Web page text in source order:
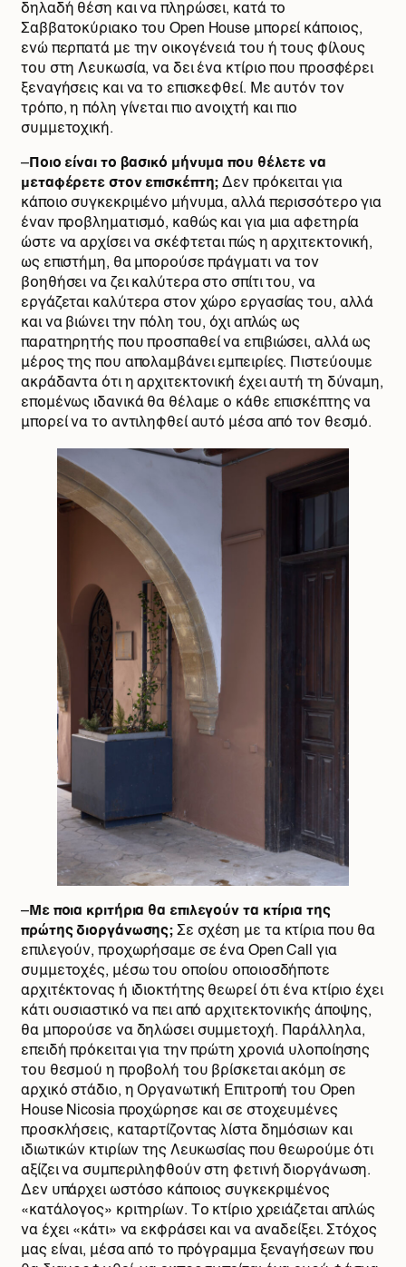
δηλαδή θέση και να πληρώσει, κατά το
Σαββατοκύριακο του Open House μπορεί κάποιος,
ενώ περπατά με την οικογένειά του ή τους φίλους
του στη Λευκωσία, να δει ένα κτίριο που προσφέρει
ξεναγήσεις και να το επισκεφθεί. Με αυτόν τον
τρόπο, η πόλη γίνεται πιο ανοιχτή και πιο
συμμετοχική.
–Ποιο είναι το βασικό μήνυμα που θέλετε να
μεταφέρετε στον επισκέπτη; Δεν πρόκειται για
κάποιο συγκεκριμένο μήνυμα, αλλά περισσότερο για
έναν προβληματισμό, καθώς και για μια αφετηρία
ώστε να αρχίσει να σκέφτεται πώς η αρχιτεκτονική,
ως επιστήμη, θα μπορούσε πράγματι να τον
βοηθήσει να ζει καλύτερα στο σπίτι του, να
εργάζεται καλύτερα στον χώρο εργασίας του, αλλά
και να βιώνει την πόλη του, όχι απλώς ως
παρατηρητής που προσπαθεί να επιβιώσει, αλλά ως
μέρος της που απολαμβάνει εμπειρίες. Πιστεύουμε
ακράδαντα ότι η αρχιτεκτονική έχει αυτή τη δύναμη,
επομένως ιδανικά θα θέλαμε ο κάθε επισκέπτης να
μπορεί να το αντιληφθεί αυτό μέσα από τον θεσμό.
–Με ποια κριτήρια θα επιλεγούν τα κτίρια της
πρώτης διοργάνωσης; Σε σχέση με τα κτίρια που θα
επιλεγούν, προχωρήσαμε σε ένα Open Call για
συμμετοχές, μέσω του οποίου οποιοσδήποτε
αρχιτέκτονας ή ιδιοκτήτης θεωρεί ότι ένα κτίριο έχει
κάτι ουσιαστικό να πει από αρχιτεκτονικής άποψης,
θα μπορούσε να δηλώσει συμμετοχή. Παράλληλα,
επειδή πρόκειται για την πρώτη χρονιά υλοποίησης
του θεσμού η προβολή του βρίσκεται ακόμη σε
αρχικό στάδιο, η Οργανωτική Επιτροπή του Open
House Nicosia προχώρησε και σε στοχευμένες
προσκλήσεις, καταρτίζοντας λίστα δημόσιων και
ιδιωτικών κτιρίων της Λευκωσίας που θεωρούμε ότι
αξίζει να συμπεριληφθούν στη φετινή διοργάνωση.
Δεν υπάρχει ωστόσο κάποιος συγκεκριμένος
«κατάλογος» κριτηρίων. Το κτίριο χρειάζεται απλώς
να έχει «κάτι» να εκφράσει και να αναδείξει. Στόχος
μας είναι, μέσα από το πρόγραμμα ξεναγήσεων που